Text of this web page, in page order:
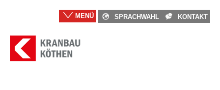
KONTAKT
SPRACHWAHL
MENÜ